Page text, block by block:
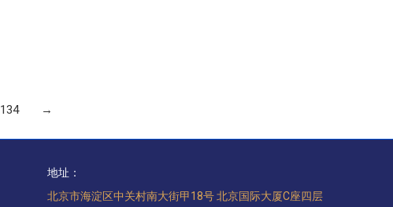
134 →
地址：
北京市海淀区中关村南大街甲18号 北京国际大厦C座四层